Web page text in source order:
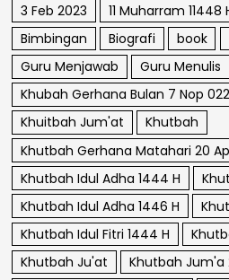
3 Feb 2023 11 Muharram 11448
Bimbingan
Biografi book
Guru Menjawab
Guru Menulis
Khubah Gerhana Bulan 7 Nop 022
Khuitbah Jum'at
Khutbah
Khutbah Gerhana Matahari 20
Khutbah Idul Adha 1444 H
Khutbah Idul Adha 1446 H
Khutbah Idul Fitri 1444 H
Khutbah Ju'at
Khutbah Jum'a